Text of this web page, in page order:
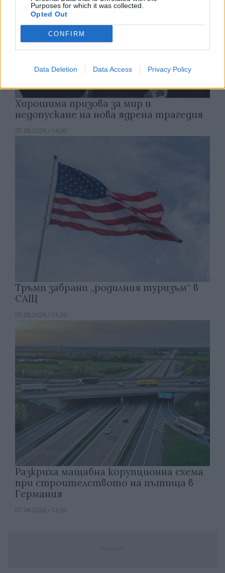
Purposes for which it was collected.
Opted Out
CONFIRM
Data Deletion Data Access Privacy Policy
Хирошима призова за мир и
недопускане на нова ядрена трагедия
07.08.2026 / 14:00
Тръмп забрани „родилния туризъм“ в
САЩ
07.08.2026 / 13:30
Разкриха мащабна корупционна схема
при строителството на пътища в
Германия
07.08.2026 / 12:30